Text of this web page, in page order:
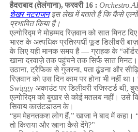
हैदराबाद(तेलंगाना),फरवरी16 : Orchestro.AI
शेखर नटराजन इस लेख में बताते हैं कि कैसे
प्रभावित किया है।
एल्गोरिद्म ने मोहम्मद रिज़वान को सात मिनट
भारत के अत्यधिक प्रतिस्पर्धी फूड डिलीवरी
के लिए यही मानक समय है — ग्राहक के “ऑर्डर
खाना दरवाज़े तक पहुंचने तक सिर्फ सात मिनट।
उठाना, ट्रैफिक से गुजरना, पता ढूंढना और
रिज़वान को उस दिन काम पर होना भी नहीं था।
Swiggy अकाउंट पर डिलीवरी रजिस्टर्ड थी,
एल्गोरिद्म को बुखार से कोई मतलब नहीं। उसे
सिवाय काउंटडाउन के।
“हम मेहनतकश लोग हैं,” खाजा ने बाद में कहा।
तो किराया और खाना कैसे देंगे?”